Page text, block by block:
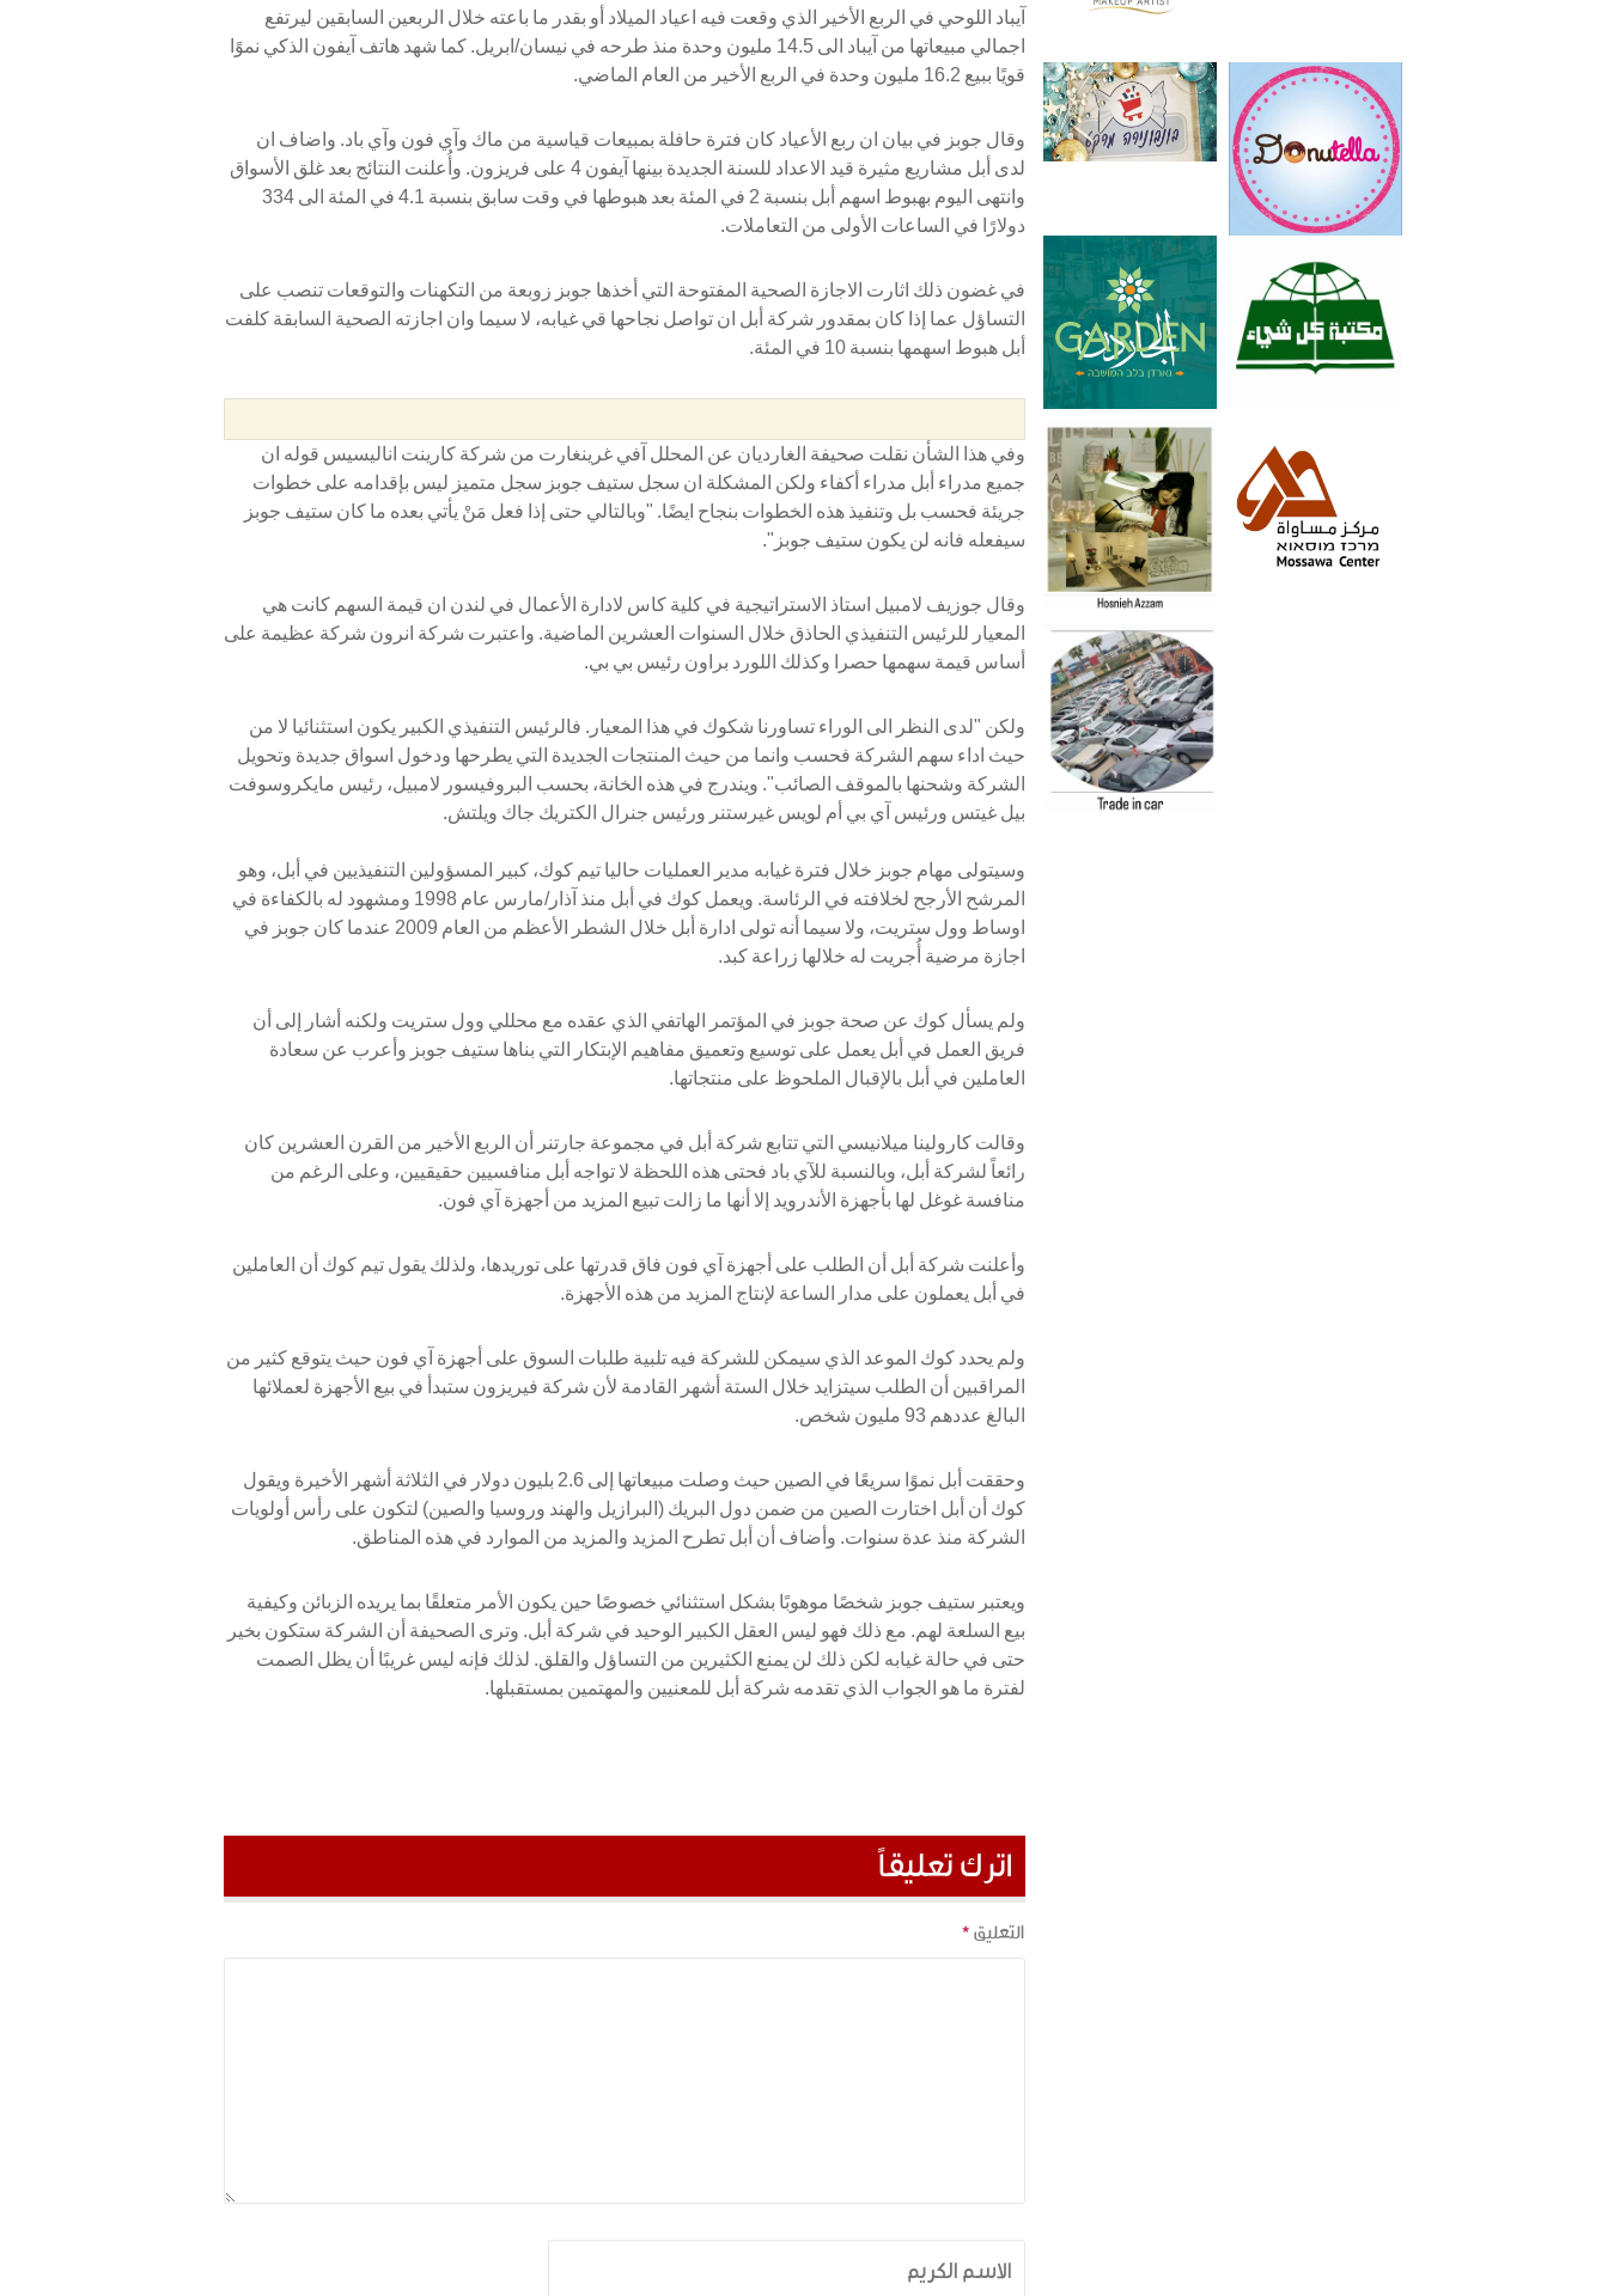
آيباد اللوحي في الربع الأخير الذي وقعت فيه اعياد الميلاد أو بقدر ما باعته خلال الربعين السابقين ليرتفع
اجمالي مبيعاتها من آيباد الى 14.5 مليون وحدة منذ طرحه في نيسان/ابريل. كما شهد هاتف آيفون الذكي نموًا
قويًا ببيع 16.2 مليون وحدة في الربع الأخير من العام الماضي.
وقال جوبز في بيان ان ربع الأعياد كان فترة حافلة بمبيعات قياسية من ماك وآي فون وآي باد. واضاف ان
لدى أبل مشاريع مثيرة قيد الاعداد للسنة الجديدة بينها آيفون 4 على فريزون. وأُعلنت النتائج بعد غلق الأسواق
وانتهى اليوم بهبوط اسهم أبل بنسبة 2 في المئة بعد هبوطها في وقت سابق بنسبة 4.1 في المئة الى 334
دولارًا في الساعات الأولى من التعاملات.
في غضون ذلك اثارت الاجازة الصحية المفتوحة التي أخذها جوبز زوبعة من التكهنات والتوقعات تنصب على
التساؤل عما إذا كان بمقدور شركة أبل ان تواصل نجاحها قي غيابه، لا سيما وان اجازته الصحية السابقة كلفت
أبل هبوط اسهمها بنسبة 10 في المئة.
وفي هذا الشأن نقلت صحيفة الغارديان عن المحلل آفي غرينغارت من شركة كارينت اناليسيس قوله ان
جميع مدراء أبل مدراء أكفاء ولكن المشكلة ان سجل ستيف جوبز سجل متميز ليس بإقدامه على خطوات
جريئة فحسب بل وتنفيذ هذه الخطوات بنجاح ايضًا. "وبالتالي حتى إذا فعل مَنْ يأتي بعده ما كان ستيف جوبز
سيفعله فانه لن يكون ستيف جوبز".
وقال جوزيف لامبيل استاذ الاستراتيجية في كلية كاس لادارة الأعمال في لندن ان قيمة السهم كانت هي
المعيار للرئيس التنفيذي الحاذق خلال السنوات العشرين الماضية. واعتبرت شركة انرون شركة عظيمة على
أساس قيمة سهمها حصرا وكذلك اللورد براون رئيس بي بي.
ولكن "لدى النظر الى الوراء تساورنا شكوك في هذا المعيار. فالرئيس التنفيذي الكبير يكون استثنائيا لا من
حيث اداء سهم الشركة فحسب وانما من حيث المنتجات الجديدة التي يطرحها ودخول اسواق جديدة وتحويل
الشركة وشحنها بالموقف الصائب". ويندرج في هذه الخانة، بحسب البروفيسور لامبيل، رئيس مايكروسوفت
بيل غيتس ورئيس آي بي أم لويس غيرستنر ورئيس جنرال الكتريك جاك ويلتش.
وسيتولى مهام جوبز خلال فترة غيابه مدير العمليات حاليا تيم كوك، كبير المسؤولين التنفيذيين في أبل، وهو
المرشح الأرجح لخلافته في الرئاسة. ويعمل كوك في أبل منذ آذار/مارس عام 1998 ومشهود له بالكفاءة في
اوساط وول ستريت، ولا سيما أنه تولى ادارة أبل خلال الشطر الأعظم من العام 2009 عندما كان جوبز في
اجازة مرضية أُجريت له خلالها زراعة كبد.
ولم يسأل كوك عن صحة جوبز في المؤتمر الهاتفي الذي عقده مع محللي وول ستريت ولكنه أشار إلى أن
فريق العمل في أبل يعمل على توسيع وتعميق مفاهيم الإبتكار التي بناها ستيف جوبز وأعرب عن سعادة
العاملين في أبل بالإقبال الملحوظ على منتجاتها.
وقالت كارولينا ميلانيسي التي تتابع شركة أبل في مجموعة جارتنر أن الربع الأخير من القرن العشرين كان
رائعاً لشركة أبل، وبالنسبة للآي باد فحتى هذه اللحظة لا تواجه أبل منافسيين حقيقيين، وعلى الرغم من
منافسة غوغل لها بأجهزة الأندرويد إلا أنها ما زالت تبيع المزيد من أجهزة آي فون.
وأعلنت شركة أبل أن الطلب على أجهزة آي فون فاق قدرتها على توريدها، ولذلك يقول تيم كوك أن العاملين
في أبل يعملون على مدار الساعة لإنتاج المزيد من هذه الأجهزة.
ولم يحدد كوك الموعد الذي سيمكن للشركة فيه تلبية طلبات السوق على أجهزة آي فون حيث يتوقع كثير من
المراقبين أن الطلب سيتزايد خلال الستة أشهر القادمة لأن شركة فيريزون ستبدأ في بيع الأجهزة لعملائها
البالغ عددهم 93 مليون شخص.
وحققت أبل نموًا سريعًا في الصين حيث وصلت مبيعاتها إلى 2.6 بليون دولار في الثلاثة أشهر الأخيرة ويقول
كوك أن أبل اختارت الصين من ضمن دول البريك (البرازيل والهند وروسيا والصين) لتكون على رأس أولويات
الشركة منذ عدة سنوات. وأضاف أن أبل تطرح المزيد والمزيد من الموارد في هذه المناطق.
ويعتبر ستيف جوبز شخصًا موهوبًا بشكل استثنائي خصوصًا حين يكون الأمر متعلقًا بما يريده الزبائن وكيفية
بيع السلعة لهم. مع ذلك فهو ليس العقل الكبير الوحيد في شركة أبل. وترى الصحيفة أن الشركة ستكون بخير
حتى في حالة غيابه لكن ذلك لن يمنع الكثيرين من التساؤل والقلق. لذلك فإنه ليس غريبًا أن يظل الصمت
لفترة ما هو الجواب الذي تقدمه شركة أبل للمعنيين والمهتمين بمستقبلها.
اترك تعليقاً
التعليق*